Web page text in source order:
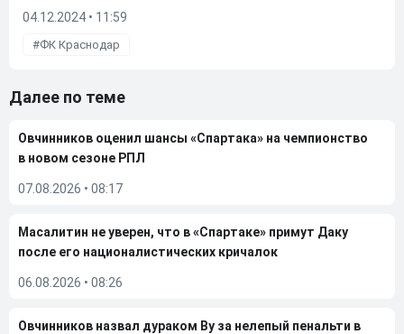
04.12.2024 • 11:59
ФК Краснодар
Далее по теме
Овчинников оценил шансы «Спартака» на чемпионство
в новом сезоне РПЛ
07.08.2026 • 08:17
Масалитин не уверен, что в «Спартаке» примут Даку
после его националистических кричалок
06.08.2026 • 08:26
Овчинников назвал дураком Ву за нелепый пенальти в